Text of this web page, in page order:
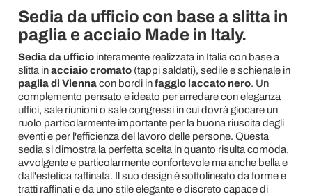
Sedia da ufficio con base a slitta in
paglia e acciaio Made in Italy.
Sedia da ufficio interamente realizzata in Italia con base a
slitta inacciaio cromato (tappi saldati), sedile e schienale in
paglia di Viennacon bordi infaggio laccato nero. Un
complemento pensato e ideato per arredare con eleganza
uffici, sale riunioni o sale congressi in cui dovrà giocare un
ruolo particolarmente importante per la buona riuscita degli
eventi e per l'efficienza del lavoro delle persone. Questa
sedia si dimostra la perfetta scelta in quanto risulta comoda,
avvolgente e particolarmente confortevole ma anche bella e
dall'estetica raffinata. Il suo design è sottolineato da forme e
tratti raffinati e da uno stile elegante e discreto capace di